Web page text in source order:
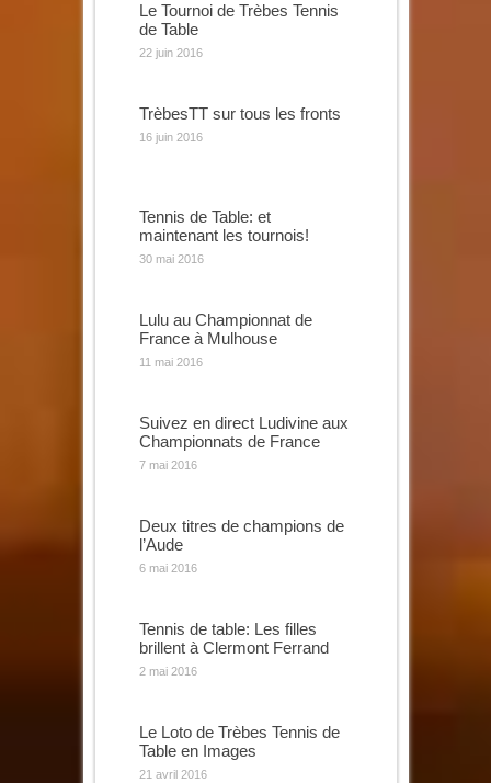
Le Tournoi de Trèbes Tennis
de Table
22 juin 2016
TrèbesTT sur tous les fronts
16 juin 2016
Tennis de Table: et
maintenant les tournois!
30 mai 2016
Lulu au Championnat de
France à Mulhouse
11 mai 2016
Suivez en direct Ludivine aux
Championnats de France
7 mai 2016
Deux titres de champions de
l’Aude
6 mai 2016
Tennis de table: Les filles
brillent à Clermont Ferrand
2 mai 2016
Le Loto de Trèbes Tennis de
Table en Images
21 avril 2016